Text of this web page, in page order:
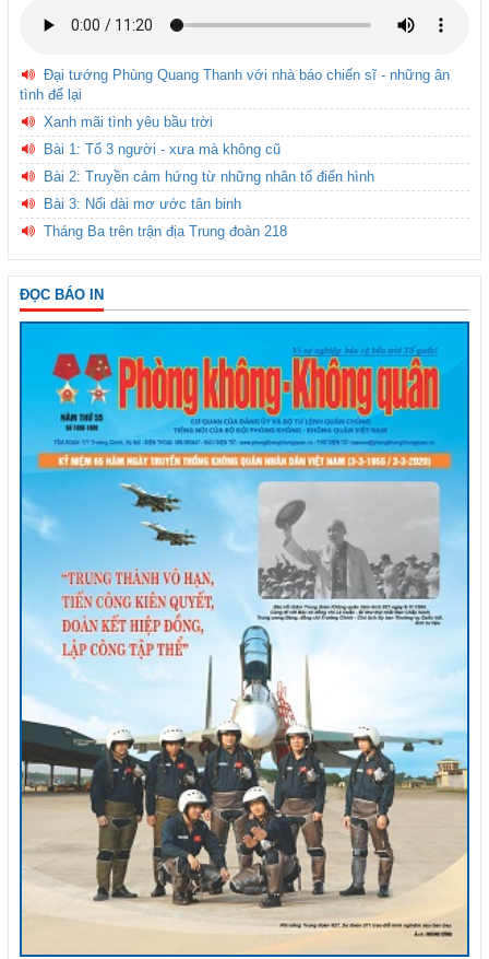
Đại tướng Phùng Quang Thanh với nhà báo chiến sĩ - những ân
tình để lại
Xanh mãi tình yêu bầu trời
Bài 1: Tổ 3 người - xưa mà không cũ
Bài 2: Truyền cảm hứng từ những nhân tố điển hình
Bài 3: Nối dài mơ ước tân binh
Tháng Ba trên trận địa Trung đoàn 218
ĐỌC BÁO IN